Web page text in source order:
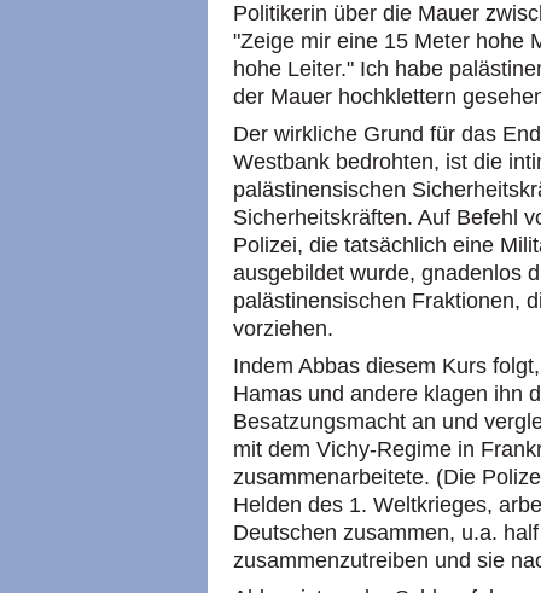
Politikerin über die Mauer
"Zeige mir eine 15 Meter hohe
hohe Leiter." Ich habe
der Mauer hochklettern
Der wirkliche Grund für das
Westbank bedrohten, ist die
palästinensischen
Sicherheitskräften. Auf Befehl
Polizei, die tatsächlich eine
ausgebildet wurde, gnadenlos
palästinensischen Fraktionen,
vorziehen.
Indem Abbas diesem Kurs
Hamas und andere klagen ihn
Besatzungsmacht an und
mit dem Vichy-Regime in
zusammenarbeitete. (Die
Helden des 1. Weltkrieges,
Deutschen zusammen, u.a.
zusammenzutreiben und sie